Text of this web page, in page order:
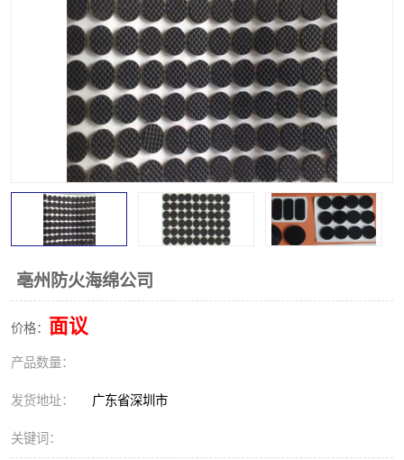
亳州防火海绵公司
价格： 面议
产品数量：
发货地址： 广东省深圳市
关键词：
佛橡胶泡棉